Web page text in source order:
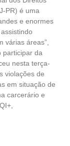
PR) é uma
e enormes
várias áreas”,
participar da
nesta terça-
violações de
em situação de
carcerário e